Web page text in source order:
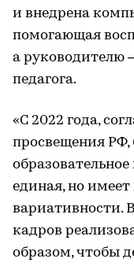
и внедрена
помогающая
а руководителю
педагога.
«С 2022 года,
просвещения РФ,
единая, но
вариативности.
кадров
образом, чтобы